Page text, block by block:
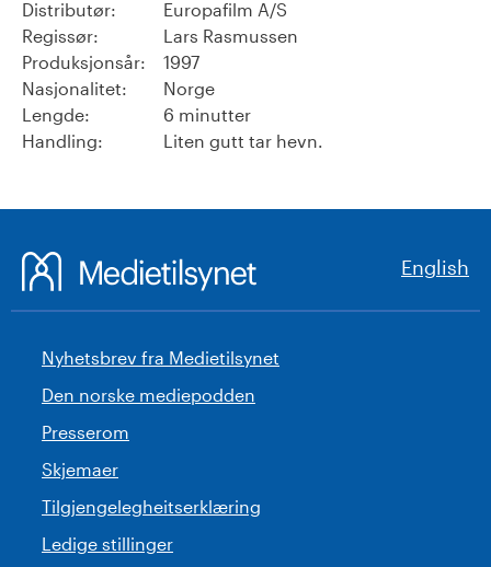
Distributør:
Europafilm A/S
Regissør:
Lars Rasmussen
Produksjonsår:
1997
Nasjonalitet:
Norge
Lengde:
6 minutter
Handling:
Liten gutt tar hevn.
English
Nyhetsbrev fra Medietilsynet
Den norske mediepodden
Presserom
Skjemaer
Tilgjengelegheitserklæring
Ledige stillinger